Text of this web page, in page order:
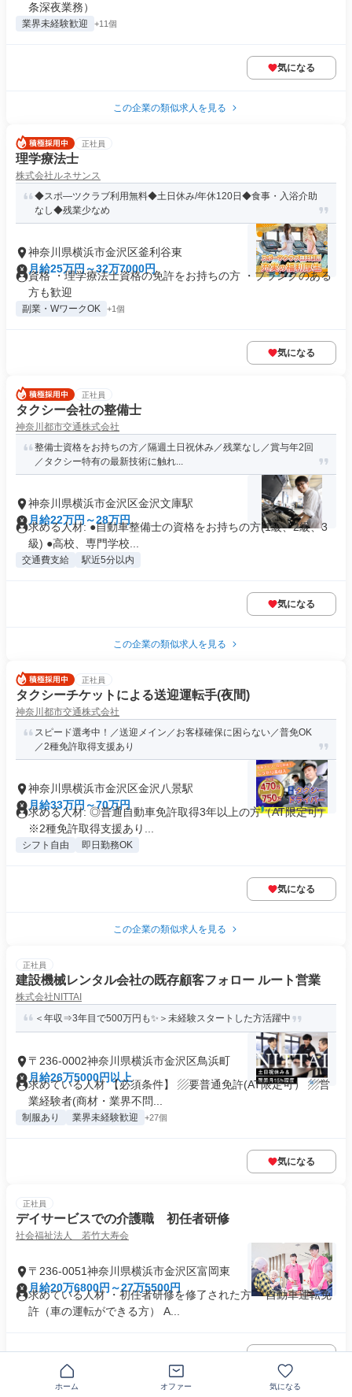
条深夜業務）
業界未経験歓迎 +11個
気になる
この企業の類似求人を見る
正社員
理学療法士
株式会社ルネサンス
◆スポ―ツクラブ利用無料◆土日休み/年休120日◆食事・入浴介助
なし◆残業少なめ
神奈川県横浜市金沢区釜利谷東
月給25万円～32万7000円
資格 ・理学療法士資格の免許をお持ちの方 ・ブランクのある
方も歓迎
副業・WワークOK +1個
気になる
正社員
タクシー会社の整備士
神奈川都市交通株式会社
整備士資格をお持ちの方／隔週土日祝休み／残業なし／賞与年2回
／タクシー特有の最新技術に触れ...
神奈川県横浜市金沢区金沢文庫駅
月給22万円～28万円
求める人材: ●自動車整備士の資格をお持ちの方(1級、2級、3
級) ●高校、専門学校...
交通費支給 駅近5分以内
気になる
この企業の類似求人を見る
正社員
タクシーチケットによる送迎運転手(夜間)
神奈川都市交通株式会社
スピード選考中！／送迎メイン／お客様確保に困らない／普免OK
／2種免許取得支援あり
神奈川県横浜市金沢区金沢八景駅
月給33万円～70万円
求める人材: ◎普通自動車免許取得3年以上の方（AT限定可）
※2種免許取得支援あり...
シフト自由 即日勤務OK
気になる
この企業の類似求人を見る
正社員
建設機械レンタル会社の既存顧客フォロー ルート営業
株式会社NITTAI
＜年収⇒3年目で500万円も✨＞未経験スタートした方活躍中
〒236-0002神奈川県横浜市金沢区鳥浜町
月給26万5000円以上
求めている人材 【必須条件】 ▨要普通免許(AT限定可） ▨営
業経験者(商材・業界不問...
制服あり 業界未経験歓迎 +27個
気になる
正社員
デイサービスでの介護職 初任者研修
社会福祉法人 若竹大寿会
〒236-0051神奈川県横浜市金沢区富岡東
月給20万6800円～27万5500円
求めている人材 ・初任者研修を修了された方 ・自動車運転免
許（車の運転ができる方） A...
ホーム オファー 気になる